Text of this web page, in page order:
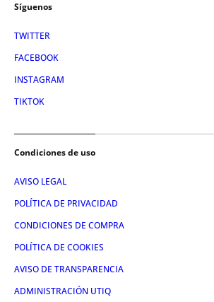
Síguenos
TWITTER
FACEBOOK
INSTAGRAM
TIKTOK
Condiciones de uso
AVISO LEGAL
POLÍTICA DE PRIVACIDAD
CONDICIONES DE COMPRA
POLÍTICA DE COOKIES
AVISO DE TRANSPARENCIA
ADMINISTRACIÓN UTIQ